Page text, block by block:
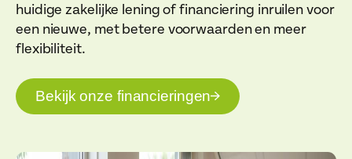
huidige zakelijke lening of financiering inruilen voor
een nieuwe, met betere voorwaarden en meer
flexibiliteit.
Bekijk onze financieringen